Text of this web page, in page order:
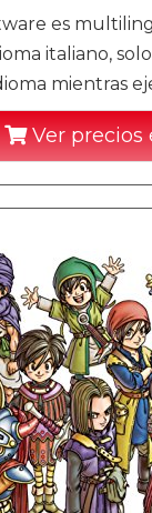
es
italiano,
mientras
Ver precios